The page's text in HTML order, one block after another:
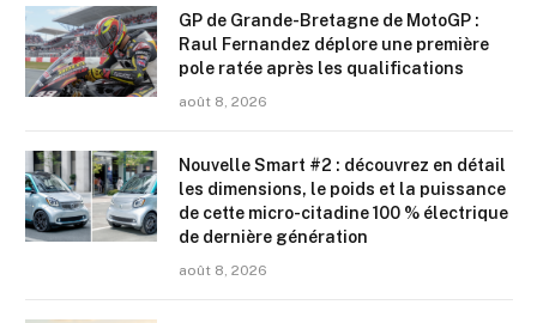
GP de Grande-Bretagne de MotoGP :
Raul Fernandez déplore une première
pole ratée après les qualifications
août 8, 2026
Nouvelle Smart #2 : découvrez en détail
les dimensions, le poids et la puissance
de cette micro-citadine 100 % électrique
de dernière génération
août 8, 2026